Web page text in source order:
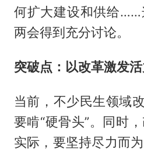
何扩大建设和供给……
两会得到充分讨论。
突破点：以改革激发
当前，不少民生领域
要啃“硬骨头”。同时
实际，要坚持尽力而